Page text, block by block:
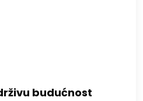
budućnost